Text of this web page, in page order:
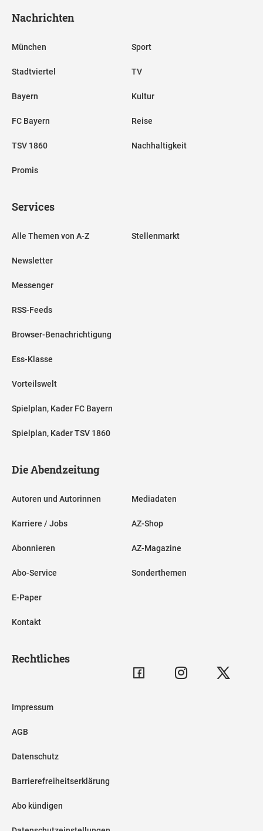
Nachrichten
München
Stadtviertel
Bayern
FC Bayern
TSV 1860
Promis
Sport
TV
Kultur
Reise
Nachhaltigkeit
Services
Alle Themen von A-Z
Newsletter
Messenger
RSS-Feeds
Browser-Benachrichtigung
Ess-Klasse
Vorteilswelt
Spielplan, Kader FC Bayern
Spielplan, Kader TSV 1860
Stellenmarkt
Die Abendzeitung
Autoren und Autorinnen
Karriere / Jobs
Abonnieren
Abo-Service
E-Paper
Kontakt
Mediadaten
AZ-Shop
AZ-Magazine
Sonderthemen
Rechtliches
Impressum
AGB
Datenschutz
Barrierefreiheitserklärung
Abo kündigen